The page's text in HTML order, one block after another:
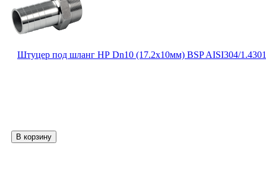
Штуцер под шланг НР Dn10 (17.2х10мм) BSP AISI304/1.4301